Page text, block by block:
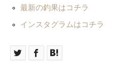
最新の釣果はコチラ
インスタグラムはコチラ